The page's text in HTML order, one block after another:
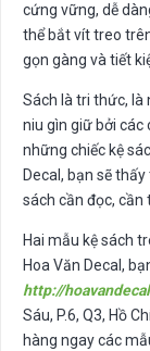
cứng vững, dễ
thể bắt vít treo
gọn gàng và tiết
Sách là tri thức, là
niu gìn giữ bởi các
những chiếc kệ
Decal, bạn sẽ
sách cần đọc, cần
Hai mẫu kệ sách
Hoa Văn Decal,
http://
Sáu, P.6, Q3, Hồ
hàng ngay các